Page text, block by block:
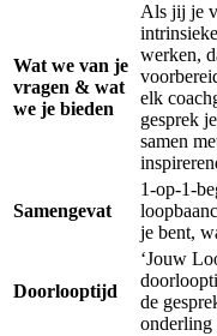
Wat we van je
vragen & wat
we je bieden
Als jij je
werken,
elk
gesprek
samen
Samengevat
1-op-1-
je bent,
Doorlooptijd
‘Jouw
de
onderling